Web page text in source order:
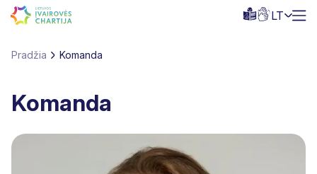
LT
Pradžia Komanda
Komanda